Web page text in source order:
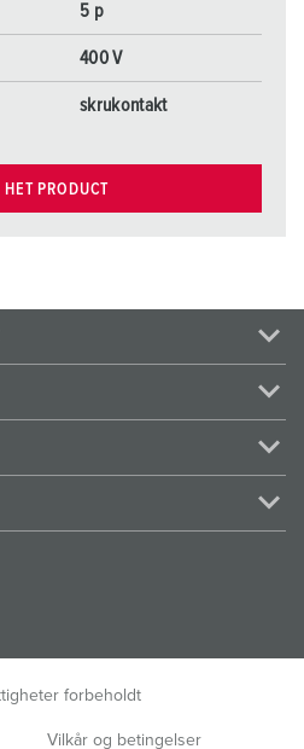
5 p
400 V
skrukontakt
HET PRODUCT
forbeholdt
Vilkår og betingelser